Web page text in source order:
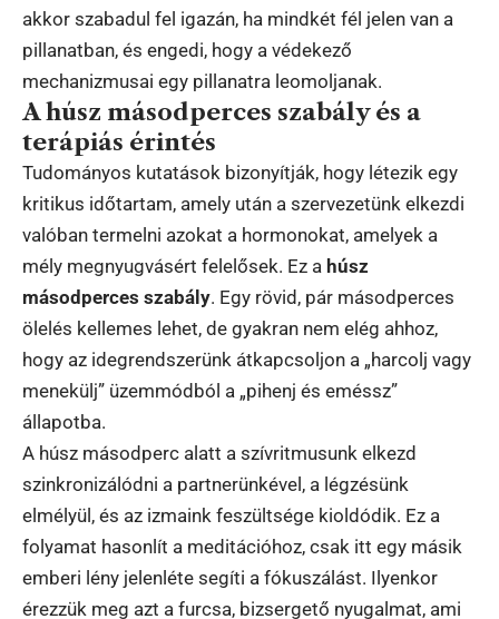
akkor szabadul fel igazán, ha mindkét fél jelen van a
pillanatban, és engedi, hogy a védekező
mechanizmusai egy pillanatra leomoljanak.
A húsz másodperces szabály és a
terápiás érintés
Tudományos kutatások bizonyítják, hogy létezik egy
kritikus időtartam, amely után a szervezetünk elkezdi
valóban termelni azokat a hormonokat, amelyek a
mély megnyugvásért felelősek. Ez a húsz
másodperces szabály. Egy rövid, pár másodperces
ölelés kellemes lehet, de gyakran nem elég ahhoz,
hogy az idegrendszerünk átkapcsoljon a „harcolj vagy
menekülj” üzemmódból a „pihenj és eméssz”
állapotba.
A húsz másodperc alatt a szívritmusunk elkezd
szinkronizálódni a partnerünkével, a légzésünk
elmélyül, és az izmaink feszültsége kioldódik. Ez a
folyamat hasonlít a meditációhoz, csak itt egy másik
emberi lény jelenléte segíti a fókuszálást. Ilyenkor
érezzük meg azt a furcsa, bizsergető nyugalmat, ami